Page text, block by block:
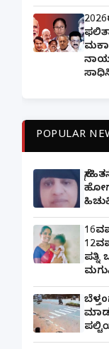
POPULAR
ಪತ್ನಿ